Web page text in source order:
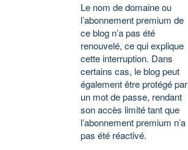
Le nom de domaine ou
l’abonnement premium de
ce blog n’a pas été
renouvelé, ce qui explique
cette interruption. Dans
certains cas, le blog peut
également être protégé par
un mot de passe, rendant
son accès limité tant que
l’abonnement premium n’a
pas été réactivé.